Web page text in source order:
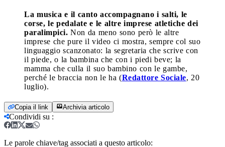
La musica e il canto accompagnano i salti, le
corse, le pedalate e le altre imprese atletiche dei
paralimpici. Non da meno sono però le altre
imprese che pure il video ci mostra, sempre col suo
linguaggio scanzonato: la segretaria che scrive con
il piede, o la bambina che con i piedi beve; la
mamma che culla il suo bambino con le gambe,
perché le braccia non le ha (Redattore Sociale, 20
luglio).
Copia il link Archivia articolo
Condividi su :
Le parole chiave/tag associati a questo articolo: